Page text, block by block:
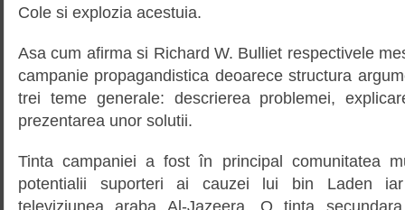
Cole si explozia acestuia.
Asa cum afirma si Richard W. Bulliet respectivele
campanie propagandistica deoarece structura
trei teme generale: descrierea problemei,
prezentarea unor solutii.
Tinta campaniei a fost în principal comunitatea
potentialii suporteri ai cauzei lui bin Laden
televiziunea araba Al-Jazeera. O tinta